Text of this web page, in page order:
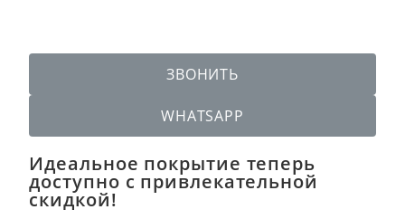
ЗВОНИТЬ
WHATSAPP
Идеальное покрытие теперь
доступно с привлекательной
скидкой!